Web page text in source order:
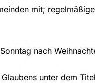
mit;
nach
unter dem Titel